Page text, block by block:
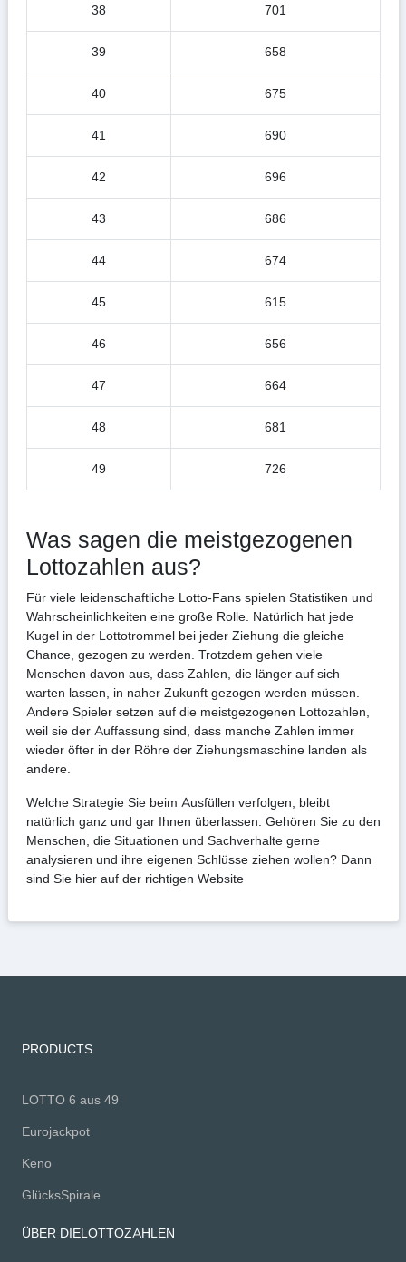
38 701
39 658
40 675
41 690
42 696
43 686
44 674
45 615
46 656
47 664
48 681
49 726
Was sagen die meistgezogenen
Lottozahlen aus?
Für viele leidenschaftliche Lotto-Fans spielen Statistiken und
Wahrscheinlichkeiten eine große Rolle. Natürlich hat jede
Kugel in der Lottotrommel bei jeder Ziehung die gleiche
Chance, gezogen zu werden. Trotzdem gehen viele
Menschen davon aus, dass Zahlen, die länger auf sich
warten lassen, in naher Zukunft gezogen werden müssen.
Andere Spieler setzen auf die meistgezogenen Lottozahlen,
weil sie der Auffassung sind, dass manche Zahlen immer
wieder öfter in der Röhre der Ziehungsmaschine landen als
andere.
Welche Strategie Sie beim Ausfüllen verfolgen, bleibt
natürlich ganz und gar Ihnen überlassen. Gehören Sie zu den
Menschen, die Situationen und Sachverhalte gerne
analysieren und ihre eigenen Schlüsse ziehen wollen? Dann
sind Sie hier auf der richtigen Website
PRODUCTS
LOTTO 6 aus 49
Eurojackpot
Keno
GlücksSpirale
ÜBER DIELOTTOZAHLEN